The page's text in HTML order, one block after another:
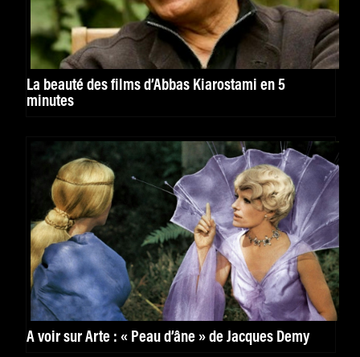
La beauté des films d’Abbas Kiarostami en 5
minutes
À voir sur Arte : « Peau d’âne » de Jacques Demy